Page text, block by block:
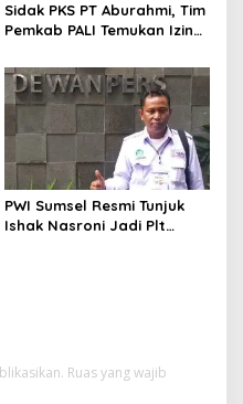
Sidak PKS PT Aburahmi, Tim
Pemkab PALI Temukan Izin
PWI Sumsel Resmi Tunjuk
Ishak Nasroni Jadi Plt
Ruas yang wajib